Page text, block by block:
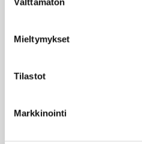
valinta
Mieltymykset
Tilastot
Markkinointi
KirVESTES 2025-2028, KJTES
Palkkaus
Työttömyys ja lomautukset